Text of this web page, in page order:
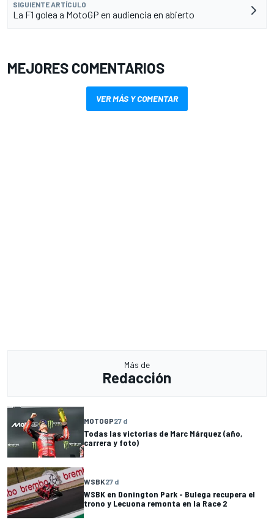
SIGUIENTE ARTÍCULO
La F1 golea a MotoGP en audiencia en abierto
MEJORES COMENTARIOS
VER MÁS Y COMENTAR
Más de
Redacción
MOTOGP27 d
Todas las victorias de Marc Márquez (año,
carrera y foto)
WSBK27 d
WSBK en Donington Park - Bulega recupera el
trono y Lecuona remonta en la Race 2